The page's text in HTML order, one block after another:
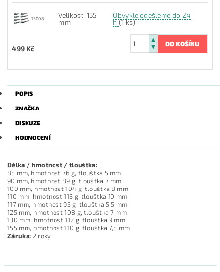
13008
Velikost: 155
mm
Obvykle odešleme do 24
h(1 ks)
499 Kč
POPIS
ZNAČKA
DISKUZE
HODNOCENÍ
Délka / hmotnost / tloušťka:
85 mm, hmotnost 76 g, tlouštka 5 mm
90 mm, hmotnost 89 g, tlouštka 7 mm
100 mm, hmotnost 104 g, tlouštka 8 mm
110 mm, hmotnost 113 g, tlouštka 10 mm
117 mm, hmotnost 95 g, tlouštka 5,5 mm
125 mm, hmotnost 108 g, tlouštka 7 mm
130 mm, hmotnost 112 g, tlouštka 9 mm
155 mm, hmotnost 110 g, tlouštka 7,5 mm
Záruka: 2 roky